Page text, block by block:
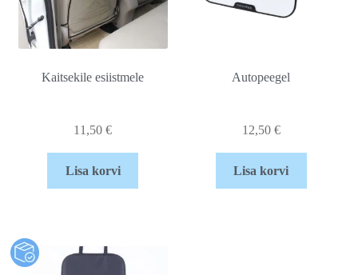
Kaitsekile esiistmele
11,50€
Lisa korvi
Autopeegel
12,50 €
Lisa korvi